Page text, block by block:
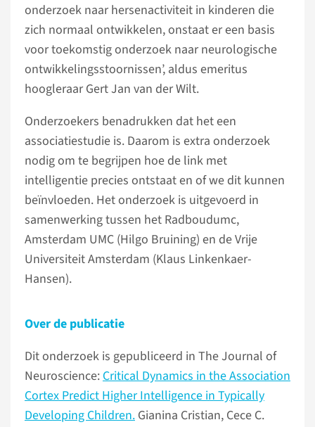
onderzoek naar hersenactiviteit in kinderen die
zich normaal ontwikkelen, onstaat er een basis
voor toekomstig onderzoek naar neurologische
ontwikkelingsstoornissen’, aldus emeritus
hoogleraar Gert Jan van der Wilt.
Onderzoekers benadrukken dat het een
associatiestudie is. Daarom is extra onderzoek
nodig om te begrijpen hoe de link met
intelligentie precies ontstaat en of we dit kunnen
beïnvloeden. Het onderzoek is uitgevoerd in
samenwerking tussen het Radboudumc,
Amsterdam UMC (Hilgo Bruining) en de Vrije
Universiteit Amsterdam (Klaus Linkenkaer-
Hansen).
Over de publicatie
Dit onderzoek is gepubliceerd in The Journal of
Neuroscience:Critical Dynamics in the Association
Cortex Predict Higher Intelligence in Typically
Developing Children. Gianina Cristian, Cece C.